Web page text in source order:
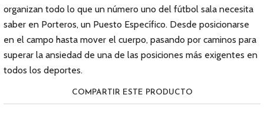
organizan todo lo que un número uno del fútbol sala necesita
saber en Porteros, un Puesto Específico. Desde posicionarse
en el campo hasta mover el cuerpo, pasando por caminos para
superar la ansiedad de una de las posiciones más exigentes en
todos los deportes.
COMPARTIR ESTE PRODUCTO